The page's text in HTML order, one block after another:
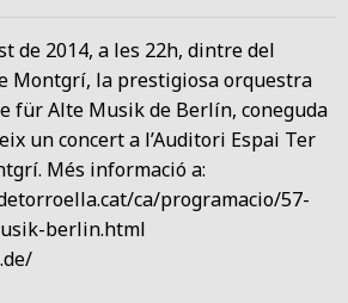
de 2014, a les 22h, dintre del
Montgrí, la prestigiosa orquestra
für Alte Musik de Berlín, coneguda
un concert a l’Auditori Espai Ter
Més informació a:
ca/programacio/57-
berlin.html